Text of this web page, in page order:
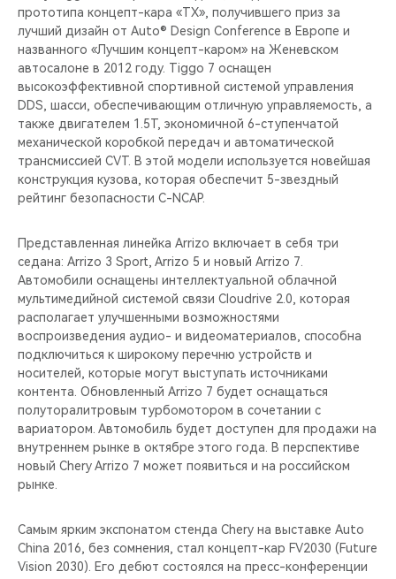
прототипа концепт-кара «TX», получившего приз за
лучший дизайн от Auto® Design Conference в Европе и
названного «Лучшим концепт-каром» на Женевском
автосалоне в 2012 году. Tiggo 7 оснащен
высокоэффективной спортивной системой управления
DDS, шасси, обеспечивающим отличную управляемость, а
также двигателем 1.5T, экономичной 6-ступенчатой
механической коробкой передач и автоматической
трансмиссией CVT. В этой модели используется новейшая
конструкция кузова, которая обеспечит 5-звездный
рейтинг безопасности C-NCAP.
Представленная линейка Arrizo включает в себя три
седана: Arrizo 3 Sport, Arrizo 5 и новый Arrizo 7.
Автомобили оснащены интеллектуальной облачной
мультимедийной системой связи Cloudrive 2.0, которая
располагает улучшенными возможностями
воспроизведения аудио- и видеоматериалов, способна
подключиться к широкому перечню устройств и
носителей, которые могут выступать источниками
контента. Обновленный Arrizo 7 будет оснащаться
полуторалитровым турбомотором в сочетании с
вариатором. Автомобиль будет доступен для продажи на
внутреннем рынке в октябре этого года. В перспективе
новый Chery Arrizo 7 может появиться и на российском
рынке.
Самым ярким экспонатом стенда Chery на выставке Auto
China 2016, без сомнения, стал концепт-кар FV2030 (Future
Vision 2030). Его дебют состоялся на пресс-конференции